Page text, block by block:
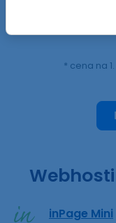
* cena na
inPage Mini